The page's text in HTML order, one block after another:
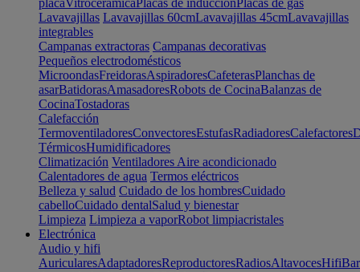
placaVitrocerámicaPlacas de inducciónPlacas de gas
Lavavajillas Lavavajillas 60cmLavavajillas 45cmLavavajillas
integrables
Campanas extractoras Campanas decorativas
Pequeños electrodomésticos
MicroondasFreidorasAspiradoresCafeterasPlanchas de
asarBatidorasAmasadoresRobots de CocinaBalanzas de
CocinaTostadoras
Calefacción
TermoventiladoresConvectoresEstufasRadiadoresCalefactores
TérmicosHumidificadores
Climatización Ventiladores Aire acondicionado
Calentadores de agua Termos eléctricos
Belleza y salud Cuidado de los hombresCuidado
cabelloCuidado dentalSalud y bienestar
Limpieza Limpieza a vaporRobot limpiacristales
Electrónica
Audio y hifi
AuricularesAdaptadoresReproductoresRadiosAltavocesHifi